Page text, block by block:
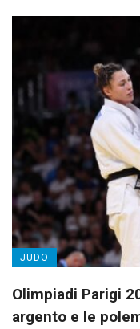
JUDO
Olimpiadi Parigi
argento e le